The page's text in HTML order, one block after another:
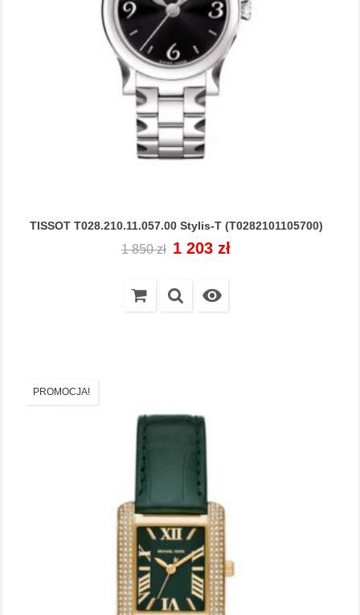
TISSOT T028.210.11.057.00 Stylis-T (T0282101105700)
Cena
1 850 zł Cena
1 203 zł

PROMOCJA!